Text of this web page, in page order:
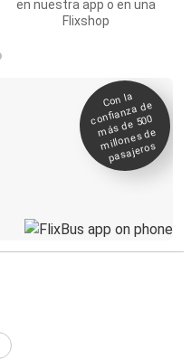
en nuestra app o en una
Flixshop
Con la
confianza de
más de 500
millones de
pasajeros